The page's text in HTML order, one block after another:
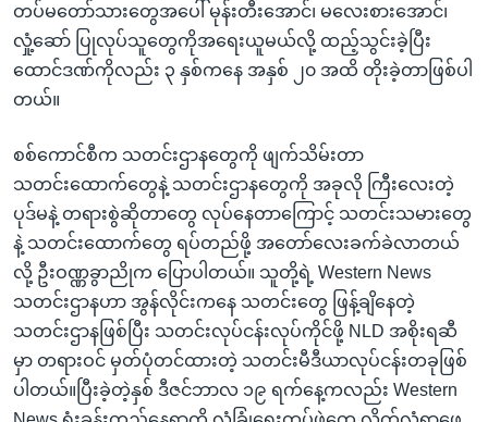
တပ်မတော်သားတွေအပေါ် မုန်းတီးအောင်၊ မလေးစားအောင်၊
လှုံ့ဆော် ပြုလုပ်သူတွေကိုအရေးယူမယ်လို့ ထည့်သွင်းခဲ့ပြီး
ထောင်ဒဏ်ကိုလည်း ၃ နှစ်ကနေ အနှစ် ၂၀ အထိ တိုးခဲ့တာဖြစ်ပါ
တယ်။
စစ်ကောင်စီက သတင်းဌာနတွေကို ဖျက်သိမ်းတာ
သတင်းထောက်တွေနဲ့ သတင်းဌာနတွေကို အခုလို ကြီးလေးတဲ့
ပုဒ်မနဲ့ တရားစွဲဆိုတာတွေ လုပ်နေတာကြောင့် သတင်းသမားတွေ
နဲ့ သတင်းထောက်တွေ ရပ်တည်ဖို့ အတော်လေးခက်ခဲလာတယ်
လို့ ဦးဝဏ္ဏခွာညိုက ပြောပါတယ်။ သူတို့ရဲ့ Western News
သတင်းဌာနဟာ အွန်လိုင်းကနေ သတင်းတွေ ဖြန့်ချိနေတဲ့
သတင်းဌာနဖြစ်ပြီး သတင်းလုပ်ငန်းလုပ်ကိုင်ဖို့ NLD အစိုးရဆီ
မှာ တရားဝင် မှတ်ပုံတင်ထားတဲ့ သတင်းမီဒီယာလုပ်ငန်းတခုဖြစ်
ပါတယ်။ပြီးခဲ့တဲ့နှစ် ဒီဇင်ဘာလ ၁၉ ရက်နေ့ကလည်း Western